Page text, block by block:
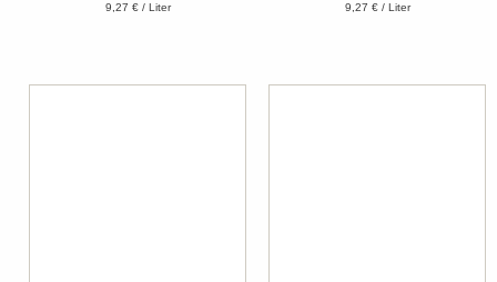
9,27 € / Liter 9,27 € / Liter